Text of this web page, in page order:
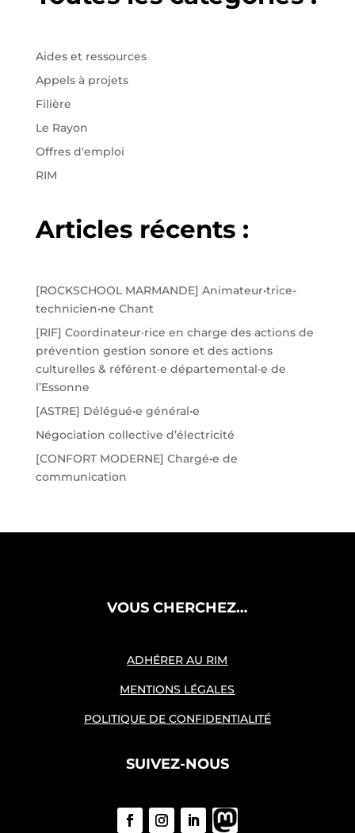
Aides et ressources
Appels à projets
Filière
Le Rayon
Offres d'emploi
RIM
Articles récents :
[ROCKSCHOOL MARMANDE] Animateur•trice-
technicien•ne Chant
[RIF] Coordinateur·rice en charge des actions de
prévention gestion sonore et des actions
culturelles & référent·e départemental·e de
l’Essonne
[ASTRE] Délégué•e général•e
Négociation collective d’électricité
[CONFORT MODERNE] Chargé•e de
communication
VOUS CHERCHEZ…
ADHÉRER AU RIM
MENTIONS LÉGALES
POLITIQUE DE CONFIDENTIALITÉ
SUIVEZ-NOUS